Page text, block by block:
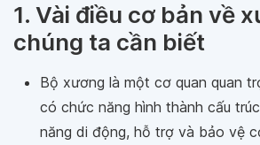
1. Vài điều cơ bản về
chúng ta cần biết
Bộ xương là một cơ quan quan
có chức năng hình thành cấu
năng di động, hỗ trợ và bảo vệ